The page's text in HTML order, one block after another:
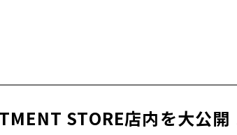
STORE店内を大公開